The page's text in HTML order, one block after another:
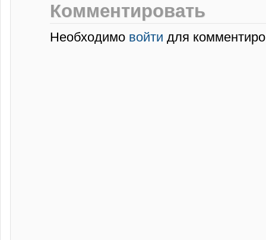
Комментировать
Необходимо войти для